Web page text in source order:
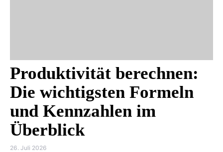
Produktivität berechnen:
Die wichtigsten Formeln
und Kennzahlen im
Überblick
26. Juli 2026